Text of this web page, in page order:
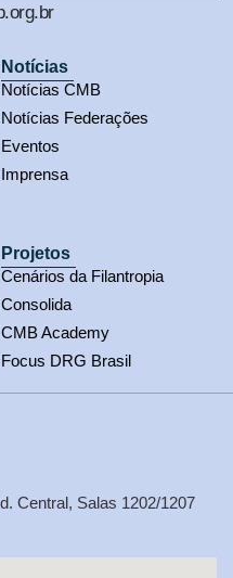
Notícias
Notícias CMB
Notícias Federações
Eventos
Imprensa
Projetos
Cenários da Filantropia
Consolida
CMB Academy
Focus DRG Brasil
Central, Salas 1202/1207